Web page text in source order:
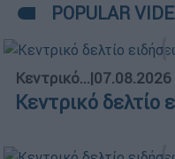
POPULAR
Κεντρικό...|07.08.2026
Κεντρικό